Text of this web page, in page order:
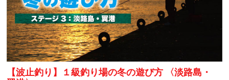
【波止釣り】１級釣り場の冬の遊び方 〈淡路島・